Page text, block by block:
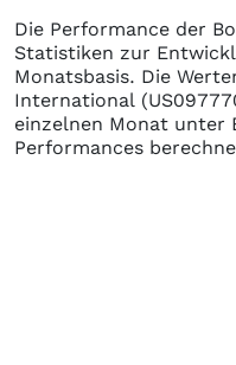
Die Performance der
Statistiken zur
Monatsbasis. Die
International
einzelnen Monat unter
Performances